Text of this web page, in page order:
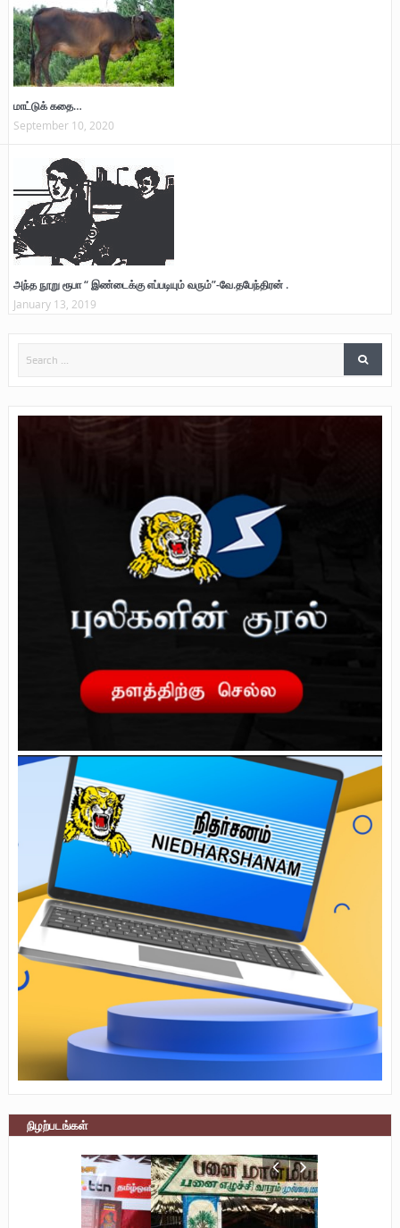
மாட்டுக் கதை…
September 10, 2020
அந்த நூறு ரூபா “ இண்டைக்கு எப்படியும் வரும்”-வே.தபேந்திரன் .
January 13, 2019
நிழற்படங்கள்